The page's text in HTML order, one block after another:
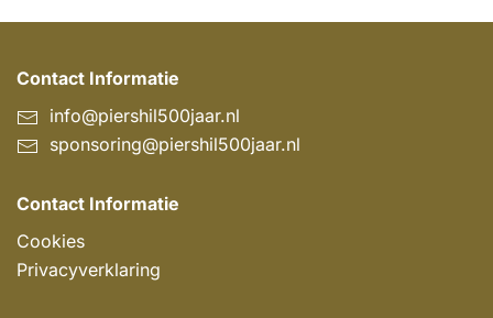
Contact Informatie
info@piershil500jaar.nl
sponsoring@piershil500jaar.nl
Contact Informatie
Cookies
Privacyverklaring